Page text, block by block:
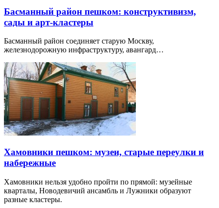
Басманный район пешком: конструктивизм,
сады и арт-кластеры
Басманный район соединяет старую Москву,
железнодорожную инфраструктуру, авангард…
Хамовники пешком: музеи, старые переулки и
набережные
Хамовники нельзя удобно пройти по прямой: музейные
кварталы, Новодевичий ансамбль и Лужники образуют
разные кластеры.